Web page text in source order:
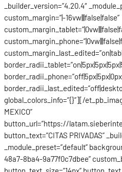
_builder_version=”4.20.4″
custom_margin=”|-16vw|||false|false”
global_colors_info=”{}”][/
MEXICO”
button_url=”https://
button_text=”CITAS PRIVADAS”
_module_preset=”default”
48a7-8ba4-9a77f0c7dbee”